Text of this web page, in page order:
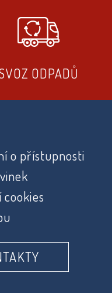
ODPADŮ
o přístupnosti
cookies